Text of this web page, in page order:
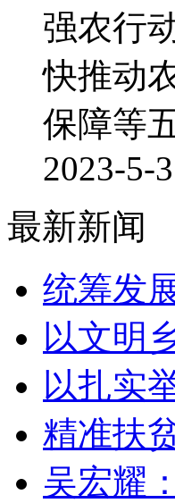
强农行
快推动
保障等
2023-5-
最新新闻
统筹发
以文明
以扎实
精准扶
吴宏耀